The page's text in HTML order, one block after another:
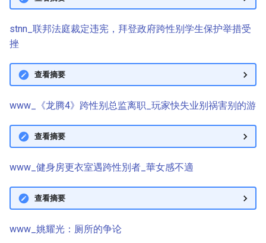
stnn_联邦法庭裁定违宪，拜登政府跨性别学生保护举措受
挫
查看摘要
www_《龙腾4》跨性别总监离职_玩家快失业别祸害别的游
查看摘要
www_健身房更衣室遇跨性別者_華女感不適
查看摘要
www_姚耀光：厕所的争论